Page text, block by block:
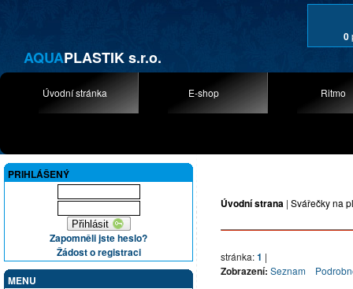
AQUAPLASTIK s.r.o.
0
Úvodní stránka E-shop Ritmo
PRIHLÁŠENÝ
Zapomněli jste heslo?
Žádost o registraci
MENU
Úvodní strana |Svářečky na
stránka:1 |
Zobrazení:Seznam